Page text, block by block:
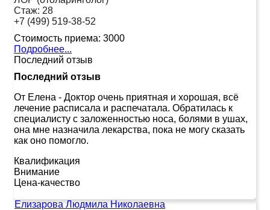
Стаж: 28
+7 (499) 519-38-52
Стоимость приема: 3000
Подробнее...
Последний отзыв
Последний отзыв
От Елена - Доктор очень приятная и хорошая, всё
лечение расписала и распечатала. Обратилась к
специалисту с заложенностью носа, болями в ушах,
она мне назначила лекарства, пока не могу сказать
как оно помогло.
Квалификация
Внимание
Цена-качество
Елизарова Людмила Николаевна